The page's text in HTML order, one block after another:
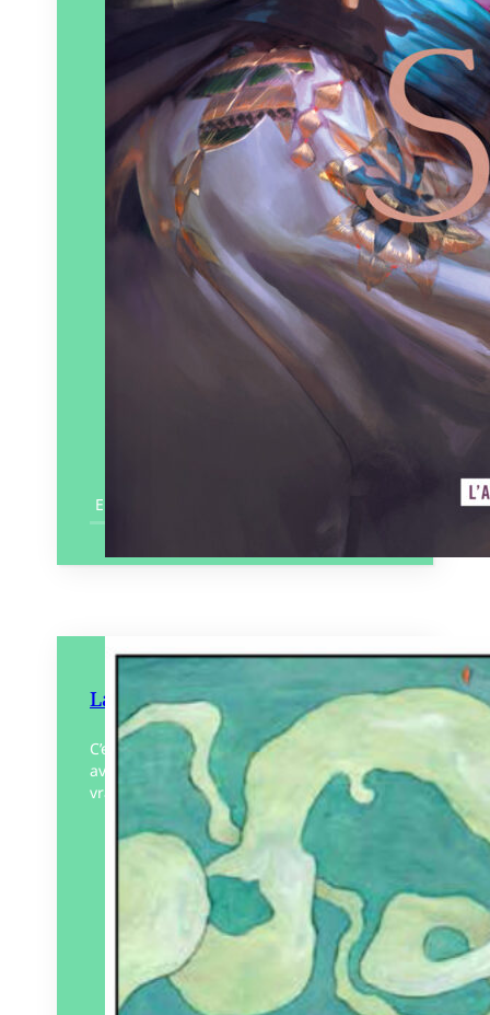
En savoir plus
La Forêt vagabonde
C’est encore une histoire de baleine qui a
avalé 2 personnes me direz vous. C’est
vrai, mais cette baleine là est une forêt…
Éditeur :Patayo
06/10/2023